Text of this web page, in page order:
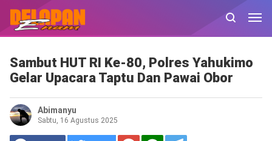
Sambut HUT RI Ke-80, Polres Yahukimo
Gelar Upacara Taptu Dan Pawai Obor
Abimanyu
Sabtu, 16 Agustus 2025